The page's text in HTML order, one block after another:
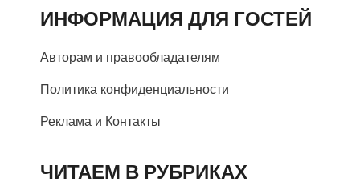
ИНФОРМАЦИЯ ДЛЯ ГОСТЕЙ
Авторам и правообладателям
Политика конфиденциальности
Реклама и Контакты
ЧИТАЕМ В РУБРИКАХ